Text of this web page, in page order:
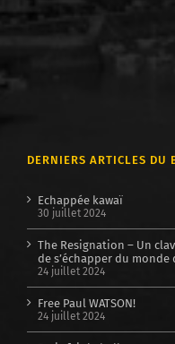
DERNIERS ARTICLES DU
Echappée kawaï
30 juillet 2024
The Resignation – Un
de s’échapper du
24 juillet 2024
Free Paul WATSON!
24 juillet 2024